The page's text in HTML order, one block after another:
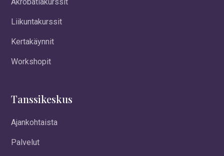
Liikuntakurssit
Kertakäynnit
Workshopit
Tanssikeskus
Ajankohtaista
Palvelut